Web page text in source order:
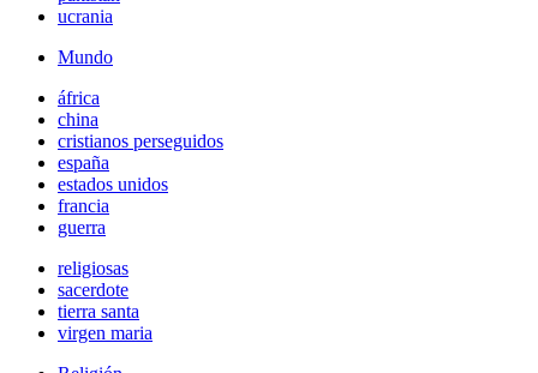
ucrania
Mundo
áfrica
china
cristianos perseguidos
españa
estados unidos
francia
guerra
religiosas
sacerdote
tierra santa
virgen maria